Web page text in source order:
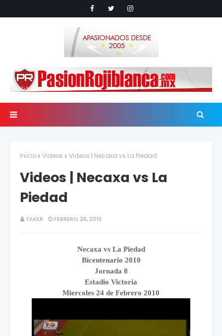
Inicio Videos Videos | Necaxa vs La Piedad
Videos | Necaxa vs La
Piedad
TAKER FEBRERO 26, 2010
Necaxa vs La Piedad
Bicentenario 2010
Jornada 8
Estadio Victoria
Miercoles 24 de Febrero 2010